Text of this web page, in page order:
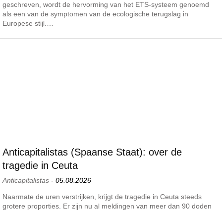
geschreven, wordt de hervorming van het ETS-systeem genoemd
als een van de symptomen van de ecologische terugslag in
Europese stijl.…
Anticapitalistas (Spaanse Staat): over de
tragedie in Ceuta
Anticapitalistas - 05.08.2026
Naarmate de uren verstrijken, krijgt de tragedie in Ceuta steeds
grotere proporties. Er zijn nu al meldingen van meer dan 90 doden